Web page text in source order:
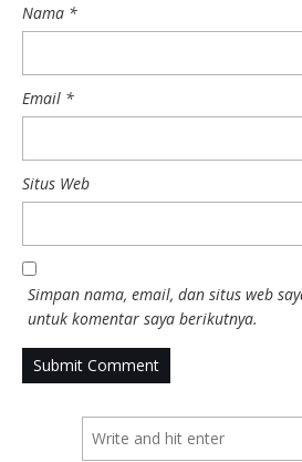
Nama *
Email *
Situs Web
Simpan nama, email, dan situs web
untuk komentar saya berikutnya.